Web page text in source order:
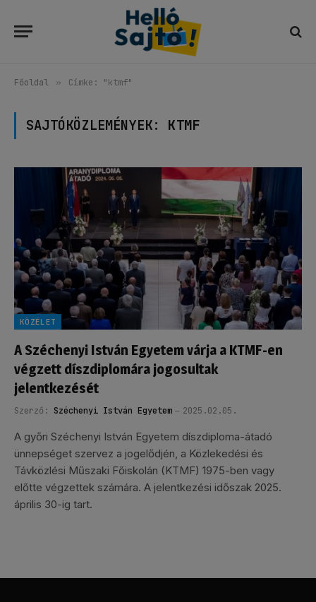
Főoldal » Címke: "ktmf"
SAJTÓKÖZLEMÉNYEK: KTMF
KÖZÉLET
A Széchenyi István Egyetem várja a KTMF-en
végzett díszdiplomára jogosultak
jelentkezését
Szerző: Széchenyi István Egyetem 2025.02.05.
A győri Széchenyi István Egyetem díszdiploma-átadó
ünnepséget szervez a jogelődjén, a Közlekedési és
Távközlési Műszaki Főiskolán (KTMF) 1975-ben vagy
előtte végzettek számára. A jelentkezési időszak 2025.
április 30-ig tart.